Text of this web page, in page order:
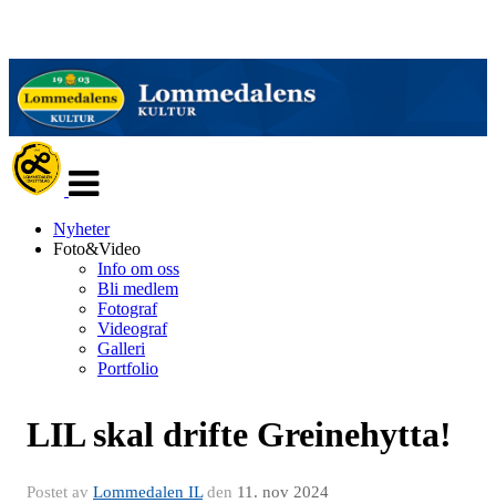
navigasjon
Nyheter
Foto&Video
Info om oss
Bli medlem
Fotograf
Videograf
Galleri
Portfolio
LIL skal drifte Greinehytta!
Postet av Lommedalen ILden 11. nov 2024